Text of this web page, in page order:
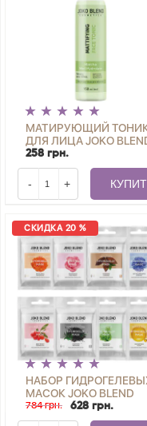
МАТИРУЮЩИЙ
ДЛЯ ЛИЦА JOKO
150 МЛ
258 грн.
- +
СКИДКА 20 %
НАБОР
МАСОК JOKO BLEND
784 грн. 628 грн.